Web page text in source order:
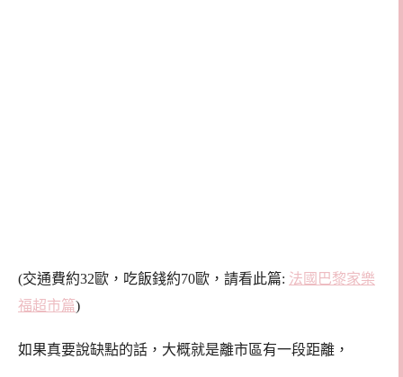
(交通費約32歐，吃飯錢約70歐，請看此篇: 法國巴黎家樂
福超市篇)
如果真要說缺點的話，大概就是離市區有一段距離，